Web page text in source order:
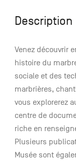
Description
Venez découvrir
histoire du
sociale et des
marbrières,
vous explorerez
centre de
riche en
Plusieurs
Musée sont